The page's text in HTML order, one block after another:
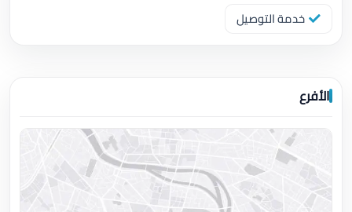
خدمة التوصيل
الأفرع